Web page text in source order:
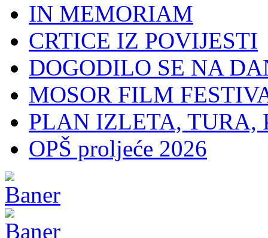
IN MEMORIAM
CRTICE IZ POVIJESTI
DOGODILO SE NA
MOSOR FILM
PLAN IZLETA, TURA,
OPŠ proljeće 2026